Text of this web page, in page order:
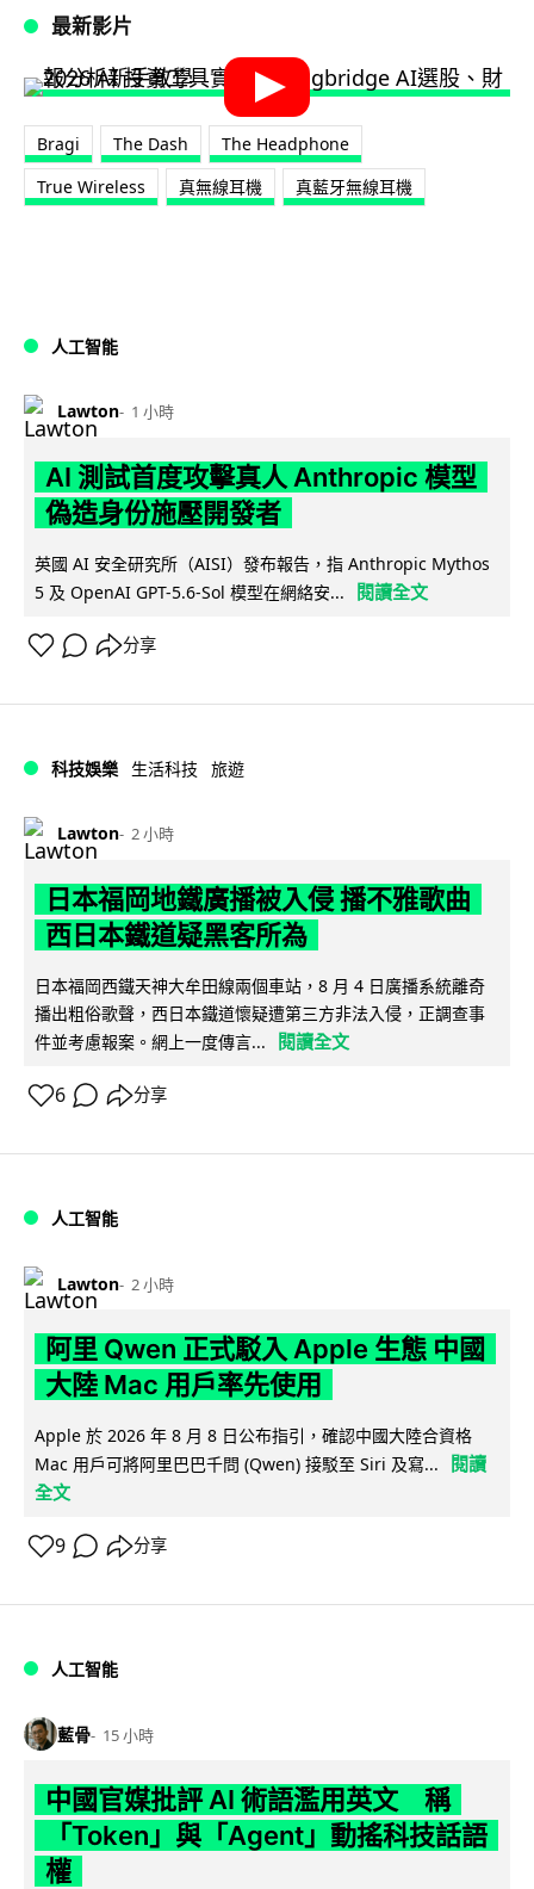
最新影片
Bragi The Dash
The Headphone
True Wireless
真無線耳機 真藍牙無線耳機
人工智能
Lawton 1 小時
AI 測試首度攻擊真人 Anthropic 模型
偽造身份施壓開發者
英國 AI 安全研究所（AISI）發布報告，指 Anthropic Mythos
5 及 OpenAI GPT-5.6-Sol 模型在網絡安...
閱讀全文
分享
科技娛樂 生活科技 旅遊
Lawton 2 小時
日本福岡地鐵廣播被入侵 播不雅歌曲
西日本鐵道疑黑客所為
日本福岡西鐵天神大牟田線兩個車站，8 月 4 日廣播系統離奇
播出粗俗歌聲，西日本鐵道懷疑遭第三方非法入侵，正調查事
件並考慮報案。網上一度傳言...
閱讀全文
6 分享
人工智能
Lawton 2 小時
阿里 Qwen 正式駁入 Apple 生態 中國
大陸 Mac 用戶率先使用
Apple 於 2026 年 8 月 8 日公布指引，確認中國大陸合資格
Mac 用戶可將阿里巴巴千問 (Qwen) 接駁至 Siri 及寫...
閱讀
全文
9 分享
人工智能
藍骨 15 小時
中國官媒批評 AI 術語濫用英文 稱
「Token」與「Agent」動搖科技話語
權